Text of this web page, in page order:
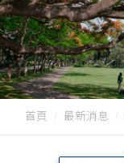
首頁 最新消息